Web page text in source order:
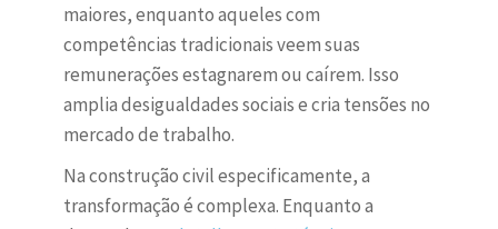
maiores, enquanto aqueles com
competências tradicionais veem suas
remunerações estagnarem ou caírem. Isso
amplia desigualdades sociais e cria tensões no
mercado de trabalho.
Na construção civil especificamente, a
transformação é complexa. Enquanto a